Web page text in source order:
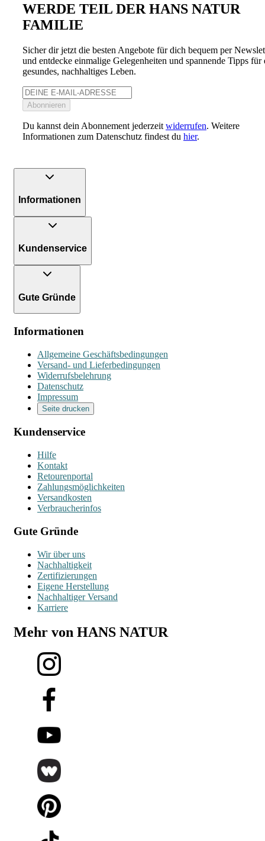
WERDE TEIL DER HANS NATUR
FAMILIE
Sicher dir jetzt die besten Angebote für dich bequem per
und entdecke einmalige Gelegenheiten und spannende Tipps für
gesundes, nachhaltiges Leben.
Abonnieren
Du kannst dein Abonnement jederzeit widerrufen. Weitere
Informationen zum Datenschutz findest du hier.
Informationen
Kundenservice
Gute Gründe
Informationen
Allgemeine Geschäftsbedingungen
Versand- und Lieferbedingungen
Widerrufsbelehrung
Datenschutz
Impressum
Seite drucken
Kundenservice
Hilfe
Kontakt
Retourenportal
Zahlungsmöglichkeiten
Versandkosten
Verbraucherinfos
Gute Gründe
Wir über uns
Nachhaltigkeit
Zertifizierungen
Eigene Herstellung
Nachhaltiger Versand
Karriere
Mehr von HANS NATUR